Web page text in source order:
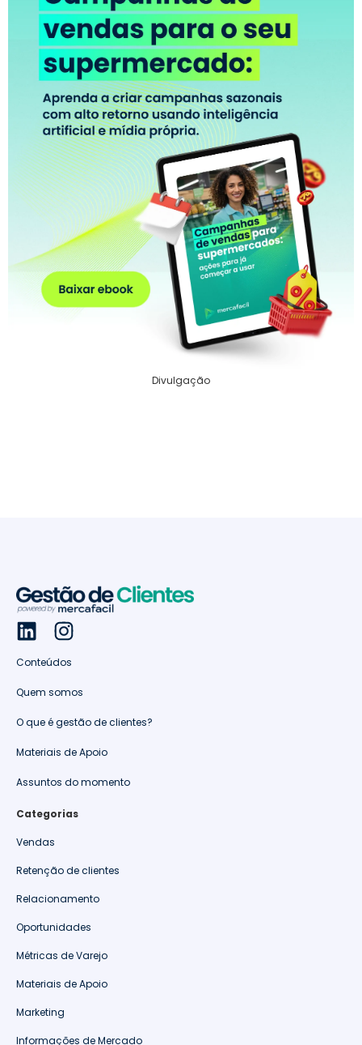
Divulgação
Conteúdos
Quem somos
O que é gestão de clientes?
Materiais de Apoio
Assuntos do momento
Categorias
Vendas
Retenção de clientes
Relacionamento
Oportunidades
Métricas de Varejo
Materiais de Apoio
Marketing
Informações de Mercado